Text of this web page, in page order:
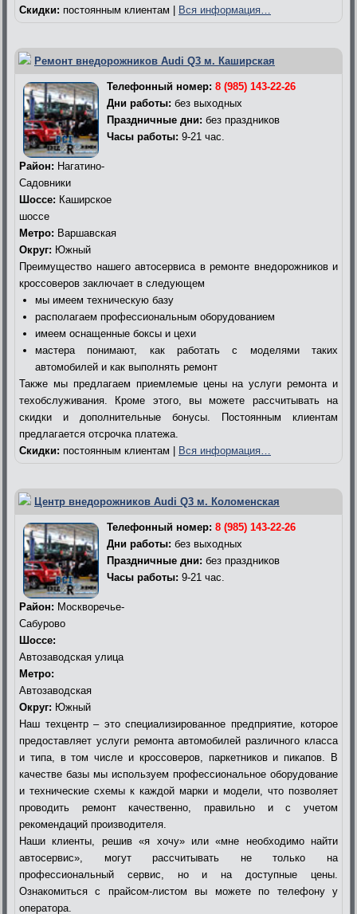
Скидки: постоянным клиентам | Вся информация…
Ремонт внедорожников Audi Q3 м. Каширская
Телефонный номер: 8 (985) 143-22-26
Дни работы: без выходных
Праздничные дни: без праздников
Часы работы: 9-21 час.
Район: Нагатино-
Садовники
Шоссе: Каширское
шоссе
Метро: Варшавская
Округ: Южный
Преимущество нашего автосервиса в ремонте внедорожников и
кроссоверов заключает в следующем
мы имеем техническую базу
располагаем профессиональным оборудованием
имеем оснащенные боксы и цехи
мастера понимают, как работать с моделями таких
автомобилей и как выполнять ремонт
Также мы предлагаем приемлемые цены на услуги ремонта и
техобслуживания. Кроме этого, вы можете рассчитывать на
скидки и дополнительные бонусы. Постоянным клиентам
предлагается отсрочка платежа.
Скидки: постоянным клиентам | Вся информация…
Центр внедорожников Audi Q3 м. Коломенская
Телефонный номер: 8 (985) 143-22-26
Дни работы: без выходных
Праздничные дни: без праздников
Часы работы: 9-21 час.
Район: Москворечье-
Сабурово
Шоссе:
Автозаводская улица
Метро:
Автозаводская
Округ: Южный
Наш техцентр – это специализированное предприятие, которое
предоставляет услуги ремонта автомобилей различного класса
и типа, в том числе и кроссоверов, паркетников и пикапов. В
качестве базы мы используем профессиональное оборудование
и технические схемы к каждой марки и модели, что позволяет
проводить ремонт качественно, правильно и с учетом
рекомендаций производителя.
Наши клиенты, решив «я хочу» или «мне необходимо найти
автосервис», могут рассчитывать не только на
профессиональный сервис, но и на доступные цены.
Ознакомиться с прайсом-листом вы можете по телефону у
оператора.